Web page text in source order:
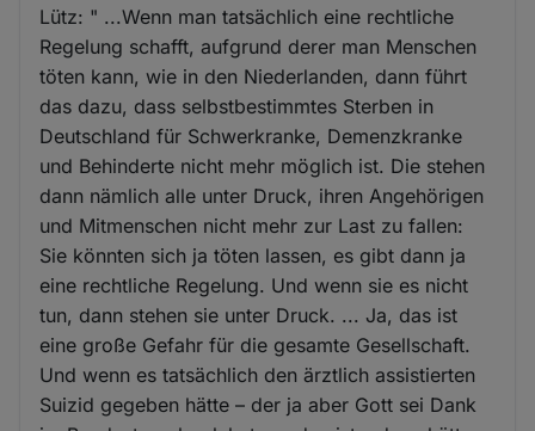
Lütz: " ...Wenn man tatsächlich eine rechtliche
Regelung schafft, aufgrund derer man Menschen
töten kann, wie in den Niederlanden, dann führt
das dazu, dass selbstbestimmtes Sterben in
Deutschland für Schwerkranke, Demenzkranke
und Behinderte nicht mehr möglich ist. Die stehen
dann nämlich alle unter Druck, ihren Angehörigen
und Mitmenschen nicht mehr zur Last zu fallen:
Sie könnten sich ja töten lassen, es gibt dann ja
eine rechtliche Regelung. Und wenn sie es nicht
tun, dann stehen sie unter Druck. ... Ja, das ist
eine große Gefahr für die gesamte Gesellschaft.
Und wenn es tatsächlich den ärztlich assistierten
Suizid gegeben hätte – der ja aber Gott sei Dank